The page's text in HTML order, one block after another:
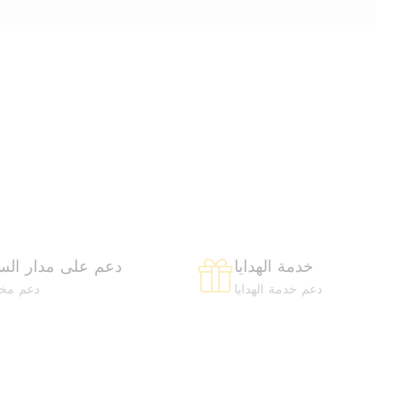
دعم على مدار
دعم
خدمة الهدايا
دعم خدمة الهدايا